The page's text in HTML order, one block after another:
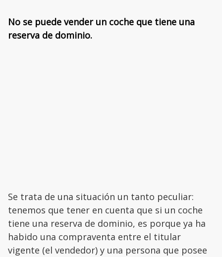
No se puede vender un coche que tiene una
reserva de dominio.
Se trata de una situación un tanto peculiar:
tenemos que tener en cuenta que si un coche
tiene una reserva de dominio, es porque ya ha
habido una compraventa entre el titular
vigente (el vendedor) y una persona que posee